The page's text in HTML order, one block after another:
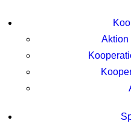
Aktion